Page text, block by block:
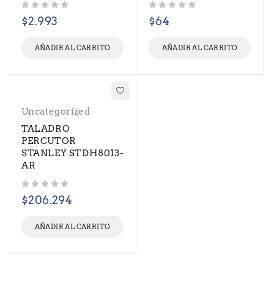
$2.993
AÑADIR AL CARRITO
$64
AÑADIR AL CARRITO
Uncategorized
TALADRO
PERCUTOR
STANLEY STDH8013-
AR
$206.294
AÑADIR AL CARRITO